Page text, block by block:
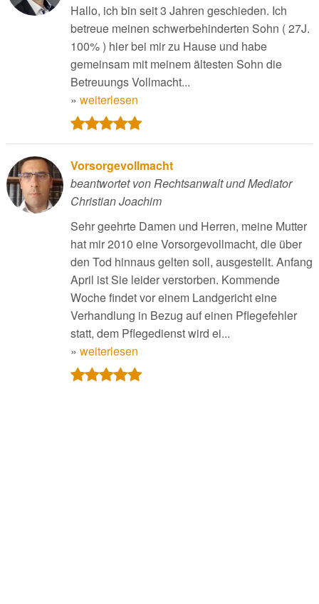
Hallo, ich bin seit 3 Jahren geschieden. Ich
betreue meinen schwerbehinderten Sohn ( 27J.
100% ) hier bei mir zu Hause und habe
gemeinsam mit meinem ältesten Sohn die
Betreuungs Vollmacht...
» weiterlesen
Vorsorgevollmacht
beantwortet von Rechtsanwalt und Mediator
Christian Joachim
Sehr geehrte Damen und Herren, meine Mutter
hat mir 2010 eine Vorsorgevollmacht, die über
den Tod hinnaus gelten soll, ausgestellt. Anfang
April ist Sie leider verstorben. Kommende
Woche findet vor einem Landgericht eine
Verhandlung in Bezug auf einen Pflegefehler
statt, dem Pflegedienst wird ei...
» weiterlesen